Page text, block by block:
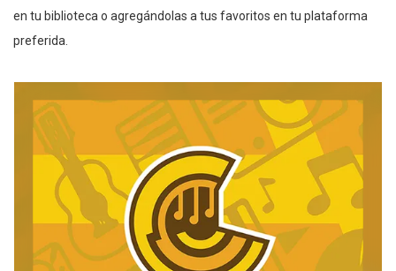
en tu biblioteca o agregándolas a tus favoritos en tu plataforma
preferida.